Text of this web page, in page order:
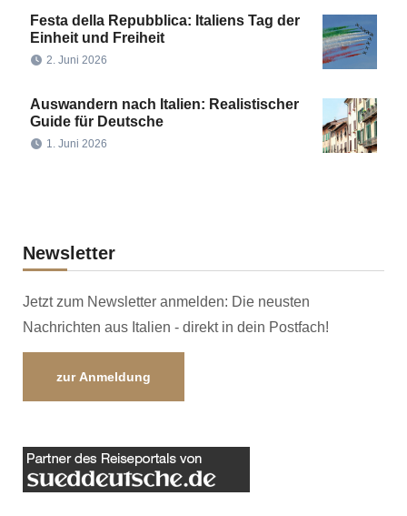
Festa della Repubblica: Italiens Tag der
Einheit und Freiheit
2. Juni 2026
Auswandern nach Italien: Realistischer
Guide für Deutsche
1. Juni 2026
Newsletter
Jetzt zum Newsletter anmelden: Die neusten
Nachrichten aus Italien - direkt in dein Postfach!
zur Anmeldung